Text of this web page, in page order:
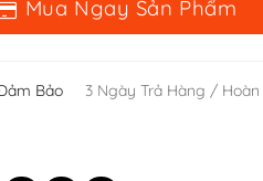
Bảo
3 Ngày Trả Hàng / Hoàn